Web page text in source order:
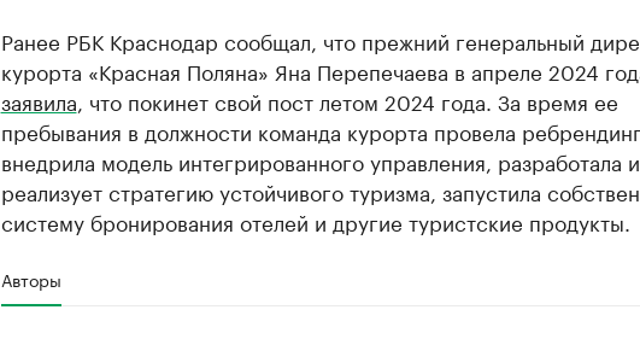
Ранее РБК Краснодар сообщал, что прежний генеральный
курорта «Красная Поляна» Яна Перепечаева в апреле 2024
заявила , что покинет свой пост летом 2024 года. За время ее
пребывания в должности команда курорта провела
внедрила модель интегрированного управления, разработала и
реализует стратегию устойчивого туризма, запустила
систему бронирования отелей и другие туристские продукты.
Авторы